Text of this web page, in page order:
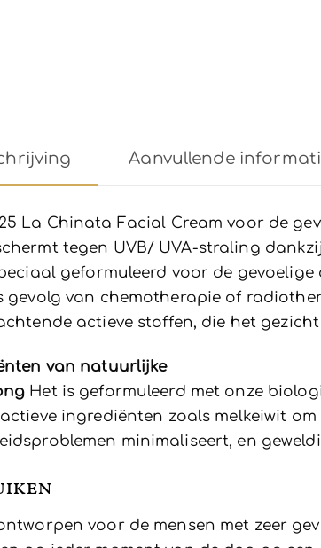
Aanvullende
25 La Chinata Facial Cream voor de
tegen UVB/ UVA-straling
geformuleerd voor de
gevolg van chemotherapie of
actieve stoffen, die het
van natuurlijke
Het is geformuleerd met onze
ingrediënten zoals melkeiwit
minimaliseert, en
voor de mensen met zeer